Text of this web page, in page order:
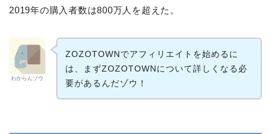
2019年の購入者数は800万人を超えた。
わからんゾウ
ZOZOTOWNでアフィリエイトを始めるに
は、まずZOZOTOWNについて詳しくなる必
要があるんだゾウ！